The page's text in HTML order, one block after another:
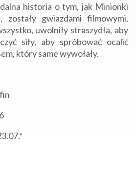
historia o tym, jak Minionki
zostały gwiazdami filmowymi,
uwolniły straszydła, aby
siły, aby spróbować ocalić
który same wywołały.